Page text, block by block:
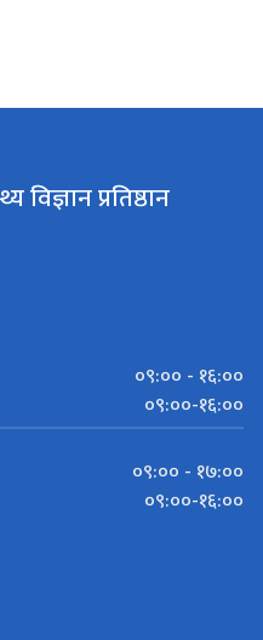
विज्ञान प्रतिष्ठान
०९:०० - १६:००
०९:००-१६:००
०९:०० - १७:००
०९:००-१६:००